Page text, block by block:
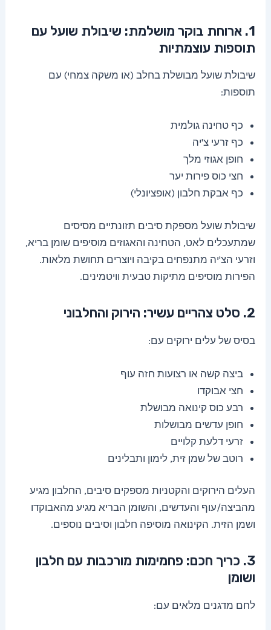
1. ארוחת בוקר מושלמת: שיבולת שועל עם
תוספות עוצמתיות
שיבולת שועל מבושלת בחלב (או משקה צמחי) עם
תוספות:
כף טחינה גולמית
כף זרעי צ'יה
חופן אגוזי מלך
חצי כוס פירות יער
כף אבקת חלבון (אופציונלי)
שיבולת שועל מספקת סיבים תזונתיים מסיסים
שמתעכלים לאט, הטחינה והאגוזים מוסיפים שומן בריא,
וזרעי הצ'יה מתנפחים בקיבה ויוצרים תחושת מלאות.
הפירות מוסיפים מתיקות טבעית וויטמינים.
2. סלט צהריים עשיר: הירוק והחלבוני
בסיס של עלים ירוקים עם:
ביצה קשה או רצועות חזה עוף
חצי אבוקדו
רבע כוס קינואה מבושלת
חופן עדשים מבושלות
זרעי דלעת קלויים
רוטב של שמן זית, לימון ותבלינים
העלים הירוקים והקטניות מספקים סיבים, החלבון מגיע
מהביצה/עוף והעדשים, והשומן הבריא מגיע מהאבוקדו
ושמן הזית. הקינואה מוסיפה חלבון וסיבים נוספים.
3. כריך חכם: פחמימות מורכבות עם חלבון
ושומן
לחם מדגנים מלאים עם: